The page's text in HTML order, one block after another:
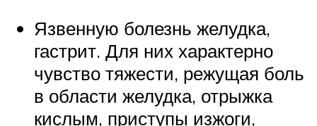
Язвенную болезнь желудка,
гастрит. Для них характерно
чувство тяжести, режущая боль
в области желудка, отрыжка
кислым, приступы изжоги,